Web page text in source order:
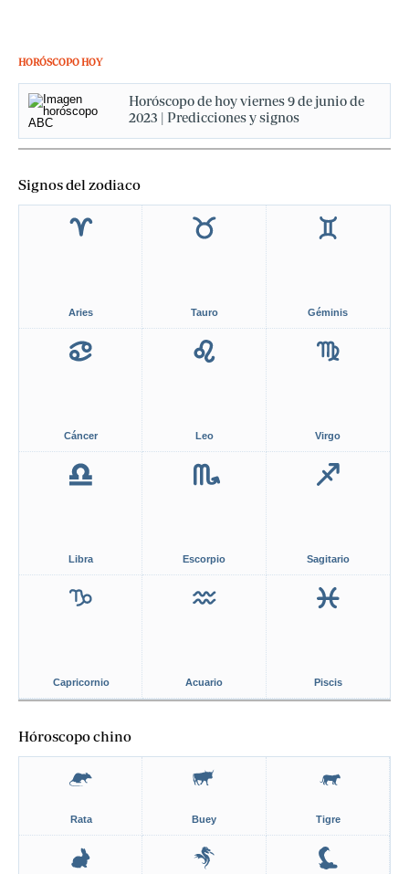
HORÓSCOPO HOY
Horóscopo de hoy viernes 9 de junio de
2023 | Predicciones y signos
Signos del zodiaco
Aries Tauro Géminis
Cáncer Leo Virgo
Libra Escorpio Sagitario
Capricornio Acuario Piscis
Hóroscopo chino
Rata Buey Tigre